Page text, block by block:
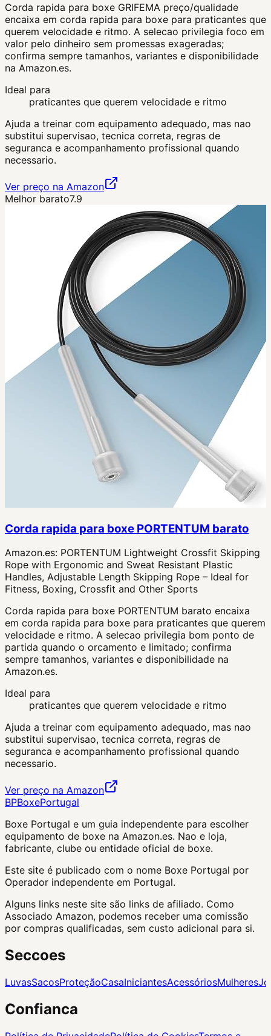
Corda rapida para boxe GRIFEMA preço/qualidade
encaixa em corda rapida para boxe para praticantes que
querem velocidade e ritmo. A selecao privilegia foco em
valor pelo dinheiro sem promessas exageradas;
confirma sempre tamanhos, variantes e disponibilidade
na Amazon.es.
Ideal para
praticantes que querem velocidade e ritmo
Ajuda a treinar com equipamento adequado, mas nao
substitui supervisao, tecnica correta, regras de
seguranca e acompanhamento profissional quando
necessario.
Ver preço na Amazon
Melhor barato7.9
Corda rapida para boxe PORTENTUM barato
Amazon.es: PORTENTUM Lightweight Crossfit Skipping
Rope with Ergonomic and Sweat Resistant Plastic
Handles, Adjustable Length Skipping Rope – Ideal for
Fitness, Boxing, Crossfit and Other Sports
Corda rapida para boxe PORTENTUM barato encaixa
em corda rapida para boxe para praticantes que querem
velocidade e ritmo. A selecao privilegia bom ponto de
partida quando o orcamento e limitado; confirma
sempre tamanhos, variantes e disponibilidade na
Amazon.es.
Ideal para
praticantes que querem velocidade e ritmo
Ajuda a treinar com equipamento adequado, mas nao
substitui supervisao, tecnica correta, regras de
seguranca e acompanhamento profissional quando
necessario.
Ver preço na Amazon
BPBoxePortugal
Boxe Portugal e um guia independente para escolher
equipamento de boxe na Amazon.es. Nao e loja,
fabricante, clube ou entidade oficial de boxe.
Este site é publicado com o nome Boxe Portugal por
Operador independente em Portugal.
Alguns links neste site são links de afiliado. Como
Associado Amazon, podemos receber uma comissão
por compras qualificadas, sem custo adicional para si.
Seccoes
LuvasSacosProteçãoCasaIniciantesAcessóriosMulheres
Confianca